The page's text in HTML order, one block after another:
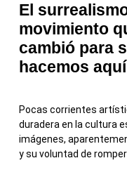
El
movimiento
cambió para
hacemos aquí
Pocas corrientes
duradera en la cultura
imágenes,
y su voluntad de